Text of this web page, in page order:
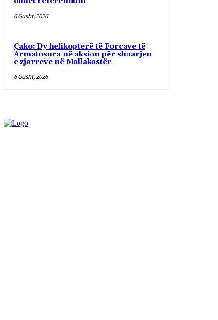
6 Gusht, 2026
Çako: Dy helikopterë të Forcave të
Armatosura në aksion për shuarjen
e zjarreve në Mallakastër
6 Gusht, 2026